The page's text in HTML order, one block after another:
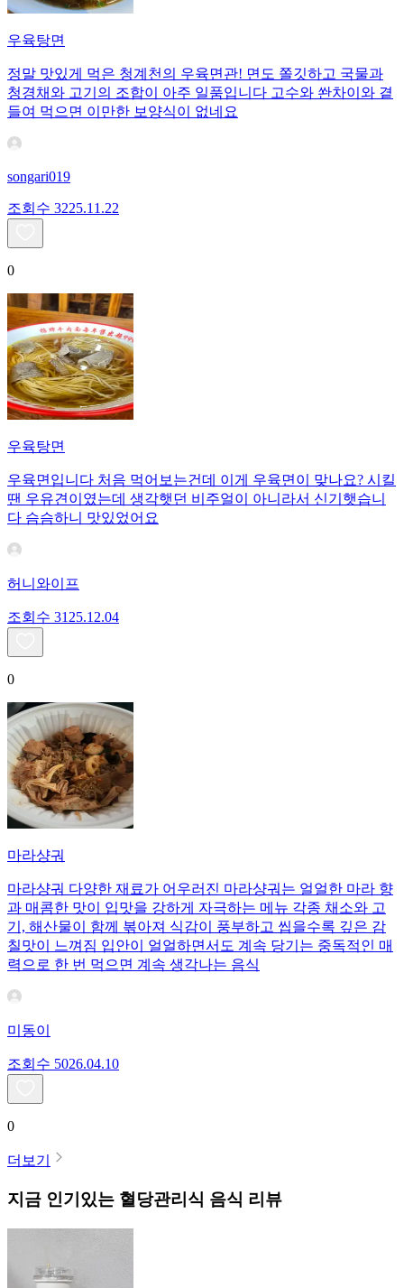
우육탕면
정말 맛있게 먹은 청계천의 우육면관! 면도 쫄깃하고 국물과
청경채와 고기의 조합이 아주 일품입니다 고수와 쏸차이와 곁
들여 먹으면 이만한 보양식이 없네요
songari019
조회수 3225.11.22
0
우육탕면
우육면입니다 처음 먹어보는건데 이게 우육면이 맞나요? 시킬
땐 우유견이였는데 생각햇던 비주얼이 아니라서 신기햇습니
다 슴슴하니 맛있었어요
허니와이프
조회수 31 25.12.04
0
마라샹궈
마라샹궈 다양한 재료가 어우러진 마라샹궈는 얼얼한 마라 향
과 매콤한 맛이 입맛을 강하게 자극하는 메뉴 각종 채소와 고
기, 해산물이 함께 볶아져 식감이 풍부하고 씹을수록 깊은 감
칠맛이 느껴짐 입안이 얼얼하면서도 계속 당기는 중독적인 매
력으로 한 번 먹으면 계속 생각나는 음식
미동이
조회수 5026.04.10
0
더보기
지금 인기있는 혈당관리식 음식 리뷰